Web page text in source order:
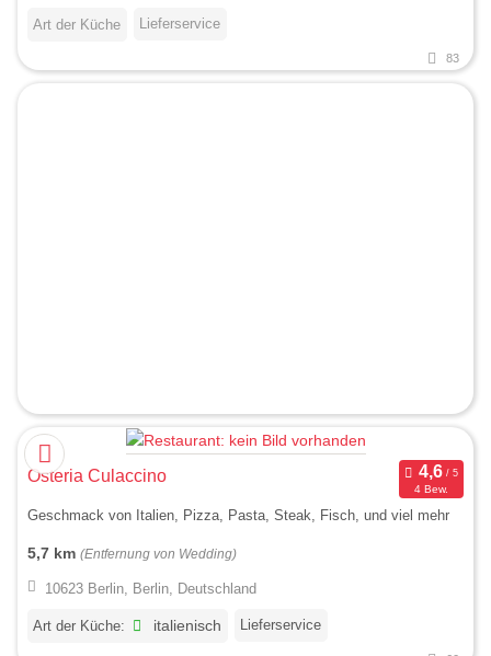
Art der Küche Lieferservice
83
Osteria Culaccino
4 Bew.
Geschmack von Italien, Pizza, Pasta, Steak, Fisch, und viel mehr
5,7 km (Entfernung von Wedding)
10623 Berlin, Berlin, Deutschland
Art der Küche: italienisch Lieferservice